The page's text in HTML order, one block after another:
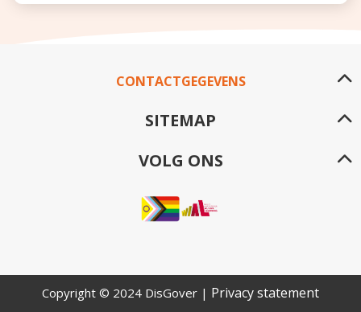
CONTACTGEGEVENS
SITEMAP
VOLG ONS
Copyright © 2024 DisGover | Privacy statement